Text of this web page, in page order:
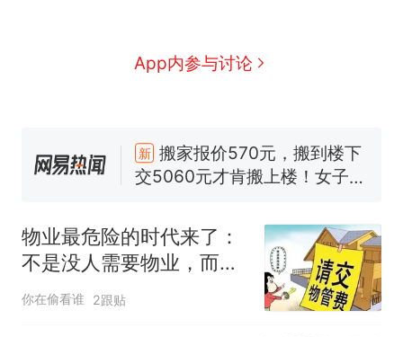
App内参与讨论
热 那个在床头放菜刀的女孩，
眼了……
空调24小时开着反而更省电？
电力部门回应
试前13名均遭淘汰？教育局：
已叫停招聘，成立调查组全面
核查
“不建议大家买深色蛋糕”上热
搜，网友：天塌了！
南航一航班疑向乘客发放西梅
物业最危险的时代来了：
不是没人需要物业，而是
没人相信物业
你在偷看谁 2跟贴